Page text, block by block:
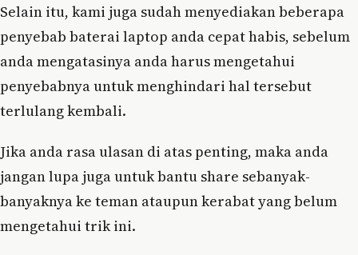
Selain itu, kami juga sudah menyediakan beberapa
penyebab baterai laptop anda cepat habis, sebelum
anda mengatasinya anda harus mengetahui
penyebabnya untuk menghindari hal tersebut
terlulang kembali.
Jika anda rasa ulasan di atas penting, maka anda
jangan lupa juga untuk bantu share sebanyak-
banyaknya ke teman ataupun kerabat yang belum
mengetahui trik ini.